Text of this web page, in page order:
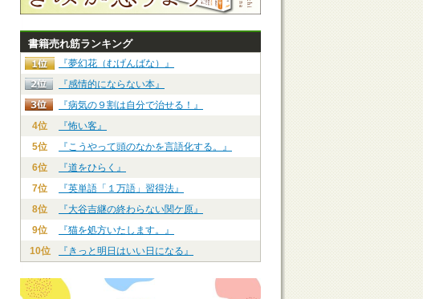
書籍売れ筋ランキング
『夢幻花（むげんばな）』
『感情的にならない本』
『病気の９割は自分で治せる！』
4位
『怖い客』
5位
『こうやって頭のなかを言語化する。』
6位
『道をひらく』
7位
『英単語「１万語」習得法』
8位
『大谷吉継の終わらない関ケ原』
9位
『猫を処方いたします。』
10位
『きっと明日はいい日になる』